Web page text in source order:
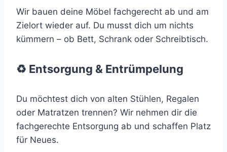
Wir bauen deine Möbel fachgerecht ab und am
Zielort wieder auf. Du musst dich um nichts
kümmern – ob Bett, Schrank oder Schreibtisch.
♻️ Entsorgung & Entrümpelung
Du möchtest dich von alten Stühlen, Regalen
oder Matratzen trennen? Wir nehmen dir die
fachgerechte Entsorgung ab und schaffen Platz
für Neues.